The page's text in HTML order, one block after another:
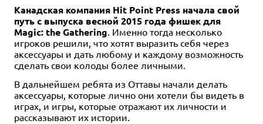
Канадская компания Hit Point Press начала свой
путь с выпуска весной 2015 года фишек для
Magic: the Gathering. Именно тогда несколько
игроков решили, что хотят выразить себя через
аксессуары и дать любому и каждому возможность
сделать свои колоды более личными.
В дальнейшем ребята из Оттавы начали делать
аксессуары, которые лично они хотели бы видеть в
играх, и игры, которые отражают их личности и
рассказывают их истории.